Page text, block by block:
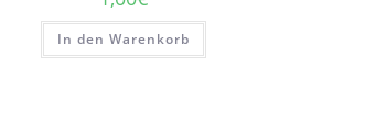
In den Warenkorb